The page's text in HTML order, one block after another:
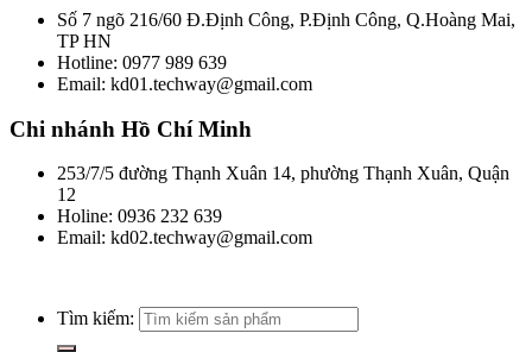
Số 7 ngõ 216/60 Đ.Định Công, P.Định Công, Q.Hoàng Mai,
TP HN
Hotline: 0977 989 639
Email: kd01.techway@gmail.com
Chi nhánh Hồ Chí Minh
253/7/5 đường Thạnh Xuân 14, phường Thạnh Xuân, Quận
12
Holine: 0936 232 639
Email: kd02.techway@gmail.com
Tìm kiếm: